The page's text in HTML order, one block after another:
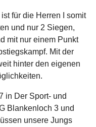
für die Herren I somit
und nur 2 Siegen,
mit nur einem Punkt
Mit der
hinter den eigenen
in Der Sport- und
Blankenloch 3 und
unsere Jungs